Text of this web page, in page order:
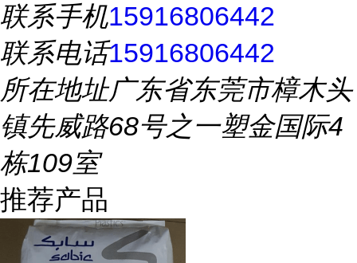
联系手机15916806442
联系电话15916806442
所在地址广东省东莞市樟木头
镇先威路68号之一塑金国际4
栋109室
推荐产品